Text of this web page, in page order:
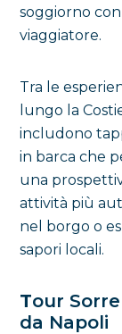
soggiorno
viaggiatore.
Tra le
lungo la
includono
in barca che
una
attività più
nel borgo o
sapori locali.
Tour
da Napoli